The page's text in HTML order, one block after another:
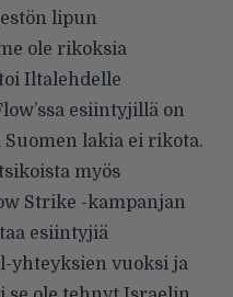
lipun
ole rikoksia
Iltalehdelle
esiintyjillä on
lakia ei rikota.
myös
Strike -kampanjan
esiintyjiä
yhteyksien vuoksi ja